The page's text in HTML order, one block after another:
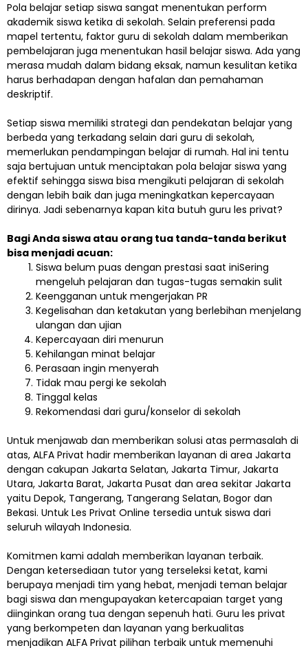
Pola belajar setiap siswa sangat menentukan perform
akademik siswa ketika di sekolah. Selain preferensi pada
mapel tertentu, faktor guru di sekolah dalam memberikan
pembelajaran juga menentukan hasil belajar siswa. Ada yang
merasa mudah dalam bidang eksak, namun kesulitan ketika
harus berhadapan dengan hafalan dan pemahaman
deskriptif.
Setiap siswa memiliki strategi dan pendekatan belajar yang
berbeda yang terkadang selain dari guru di sekolah,
memerlukan pendampingan belajar di rumah. Hal ini tentu
saja bertujuan untuk menciptakan pola belajar siswa yang
efektif sehingga siswa bisa mengikuti pelajaran di sekolah
dengan lebih baik dan juga meningkatkan kepercayaan
dirinya. Jadi sebenarnya kapan kita butuh guru les privat?
Bagi Anda siswa atau orang tua tanda-tanda berikut
bisa menjadi acuan:
Siswa belum puas dengan prestasi saat iniSering
mengeluh pelajaran dan tugas-tugas semakin sulit
Keengganan untuk mengerjakan PR
Kegelisahan dan ketakutan yang berlebihan menjelang
ulangan dan ujian
Kepercayaan diri menurun
Kehilangan minat belajar
Perasaan ingin menyerah
Tidak mau pergi ke sekolah
Tinggal kelas
Rekomendasi dari guru/konselor di sekolah
Untuk menjawab dan memberikan solusi atas permasalah di
atas, ALFA Privat hadir memberikan layanan di area Jakarta
dengan cakupan Jakarta Selatan, Jakarta Timur, Jakarta
Utara, Jakarta Barat, Jakarta Pusat dan area sekitar Jakarta
yaitu Depok, Tangerang, Tangerang Selatan, Bogor dan
Bekasi. Untuk Les Privat Online tersedia untuk siswa dari
seluruh wilayah Indonesia.
Komitmen kami adalah memberikan layanan terbaik.
Dengan ketersediaan tutor yang terseleksi ketat, kami
berupaya menjadi tim yang hebat, menjadi teman belajar
bagi siswa dan mengupayakan ketercapaian target yang
diinginkan orang tua dengan sepenuh hati. Guru les privat
yang berkompeten dan layanan yang berkualitas
menjadikan ALFA Privat pilihan terbaik untuk memenuhi